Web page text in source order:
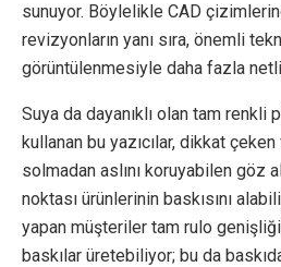
sunuyor. Böylelikle CAD
revizyonların yanı sıra, önemli
görüntülenmesiyle daha fazla
Suya da dayanıklı olan tam renkli
kullanan bu yazıcılar, dikkat
solmadan aslını koruyabilen göz
noktası ürünlerinin baskısını
yapan müşteriler tam rulo
baskılar üretebiliyor; bu da